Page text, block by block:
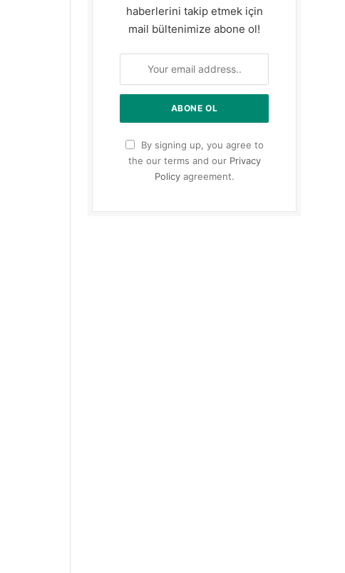
haberlerini takip etmek için
mail bültenimize abone ol!
By signing up, you agree to
the our terms and our Privacy
Policyagreement.